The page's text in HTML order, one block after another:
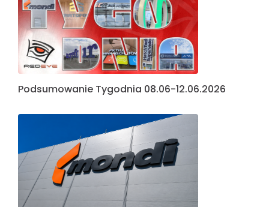
Podsumowanie Tygodnia 08.06-12.06.2026